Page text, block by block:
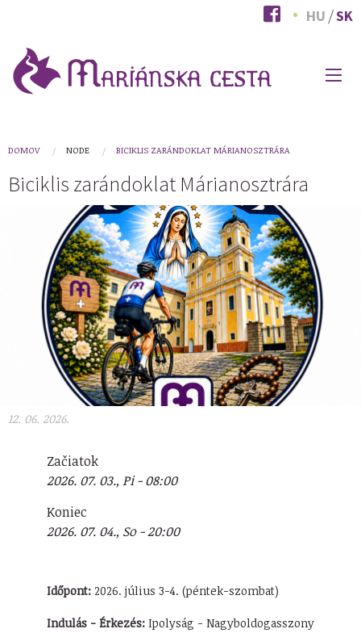
hlavný
obsah
HU SK
You
are
DOMOV NODE BICIKLIS ZARÁNDOKLAT MÁRIANOSZTRÁRA
Biciklis zarándoklat Márianosztrára
12. 06. 2026.
Začiatok
2026. 07. 03., Pi - 08:00
Koniec
2026. 07. 04., So - 20:00
Időpont: 2026. július 3-4. (péntek-szombat)
Indulás - Érkezés: Ipolyság - Nagyboldogasszony